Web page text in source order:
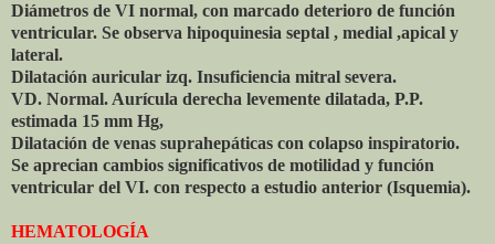
Diámetros de VI normal, con marcado deterioro de función
ventricular. Se observa hipoquinesia septal , medial ,apical y
lateral.
Dilatación auricular izq. Insuficiencia mitral severa.
VD. Normal. Aurícula derecha levemente dilatada, P.P.
estimada 15 mm Hg,
Dilatación de venas suprahepáticas con colapso inspiratorio.
Se aprecian cambios significativos de motilidad y función
ventricular del VI. con respecto a estudio anterior (Isquemia).
HEMATOLOGÍA